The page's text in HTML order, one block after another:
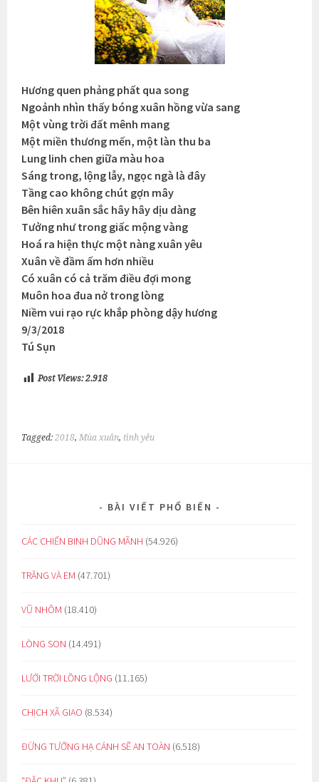
Hương quen phảng phất qua song
Ngoảnh nhìn thấy bóng xuân hồng vừa sang
Một vùng trời đất mênh mang
Một miền thương mến, một làn thu ba
Lung linh chen giữa màu hoa
Sáng trong, lộng lẫy, ngọc ngà là đây
Tầng cao không chút gợn mây
Bên hiên xuân sắc hây hây dịu dàng
Tưởng như trong giấc mộng vàng
Hoá ra hiện thực một nàng xuân yêu
Xuân về đầm ấm hơn nhiều
Có xuân có cả trăm điều đợi mong
Muôn hoa đua nở trong lòng
Niềm vui rạo rực khắp phòng dậy hương
9/3/2018
Tú Sụn
Post Views: 2.918
Tagged:2018,Mùa xuân, tình yêu
BÀI VIẾT PHỔ BIẾN
CÁC CHIẾN BINH DŨNG MÃNH (54.926)
TRĂNG VÀ EM (47.701)
VŨ NHÔM (18.410)
LÒNG SON (14.491)
LƯỚI TRỜI LỒNG LỘNG (11.165)
CHỊCH XÃ GIAO (8.534)
ĐỪNG TƯỞNG HẠ CÁNH SẼ AN TOÀN (6.518)